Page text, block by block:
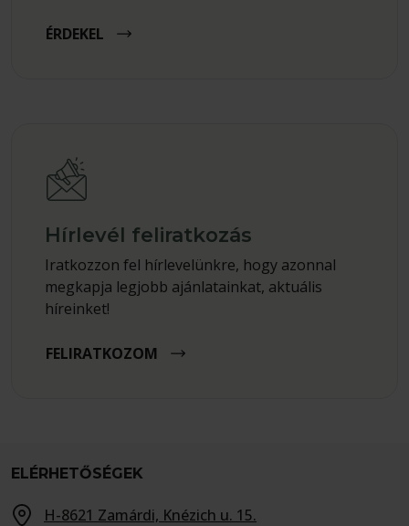
ÉRDEKEL
Hírlevél feliratkozás
Iratkozzon fel hírlevelünkre, hogy azonnal
megkapja legjobb ajánlatainkat, aktuális
híreinket!
FELIRATKOZOM
ELÉRHETŐSÉGEK
H-8621 Zamárdi, Knézich u. 15.